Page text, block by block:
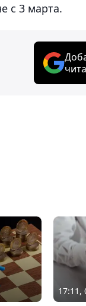
с 3 марта.
17:11,